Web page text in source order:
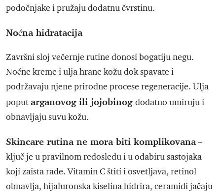
podočnjake i pružaju dodatnu čvrstinu.
Noćna hidratacija
Završni sloj večernje rutine donosi bogatiju negu.
Noćne kreme i ulja hrane kožu dok spavate i
podržavaju njene prirodne procese regeneracije. Ulja
poputarganovog ili jojobinog dodatno umiruju i
obnavljaju suvu kožu.
Skincare rutina ne mora biti komplikovana–
ključ je u pravilnom redosledu i u odabiru sastojaka
koji zaista rade. Vitamin C štiti i osvetljava, retinol
obnavlja, hijaluronska kiselina hidrira, ceramidi jačaju